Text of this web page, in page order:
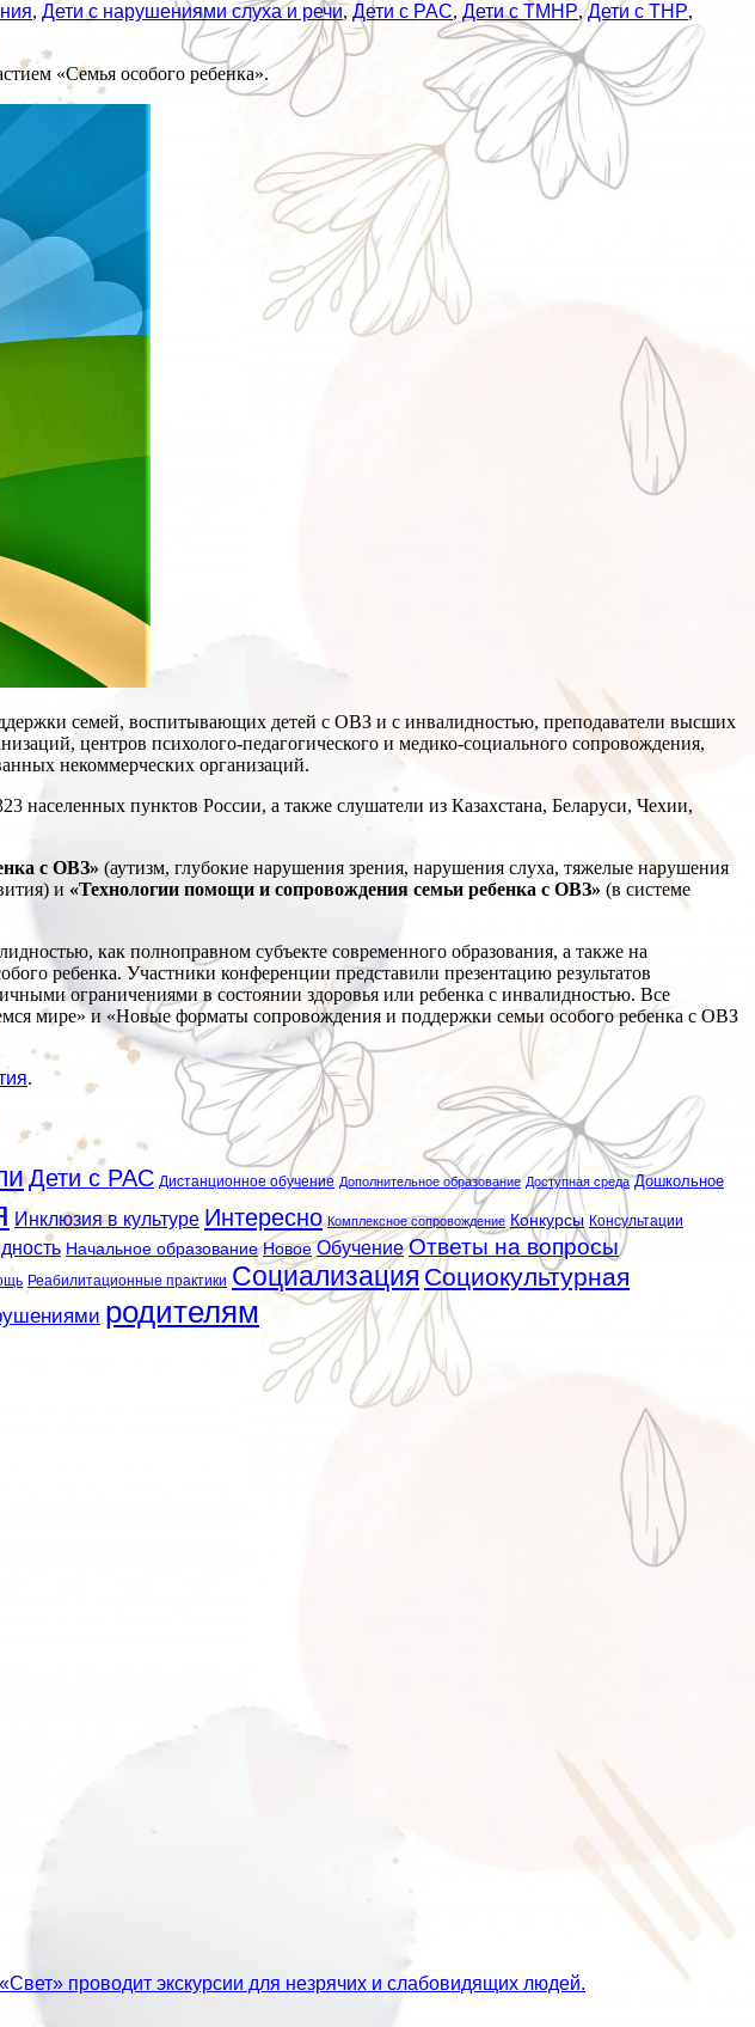
, Дети с нарушениями слуха и речи, Дети с РАС, Дети с ТМНР,Дети с ТНР,
«Семья особого ребенка».
семей, воспитывающих детей с ОВЗ и с инвалидностью, преподаватели высших
центров психолого-педагогического и медико-социального сопровождения,
некоммерческих организаций.
населенных пунктов России, а также слушатели из Казахстана, Беларуси, Чехии,
с ОВЗ» (аутизм, глубокие нарушения зрения, нарушения слуха, тяжелые нарушения
и «Технологии помощи и сопровождения семьи ребенка с ОВЗ» (в системе
как полноправном субъекте современного образования, а также на
ребенка. Участники конференции представили презентацию результатов
ограничениями в состоянии здоровья или ребенка с инвалидностью. Все
мире» и «Новые форматы сопровождения и поддержки семьи особого ребенка с ОВЗ
.
Дети с РАС Дистанционное обучение Дополнительное образование Доступная среда Дошкольное
Инклюзия в культуре Интересно Комплексное сопровождение Конкурсы Консультации
Начальное образование Новое Обучение Ответы на вопросы
Реабилитационные практики Социализация Социокультурная
родителям
проводит экскурсии для незрячих и слабовидящих людей.